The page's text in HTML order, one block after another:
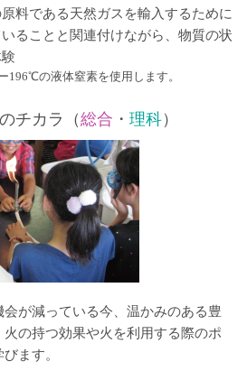
料である天然ガスを輸入するために
ることと関連付けながら、物質の状
196℃の液体窒素を使用します。
チカラ（総合 ・ 理科）
が減っている今、温かみのある豊
の持つ効果や火を利用する際のポ
ます。